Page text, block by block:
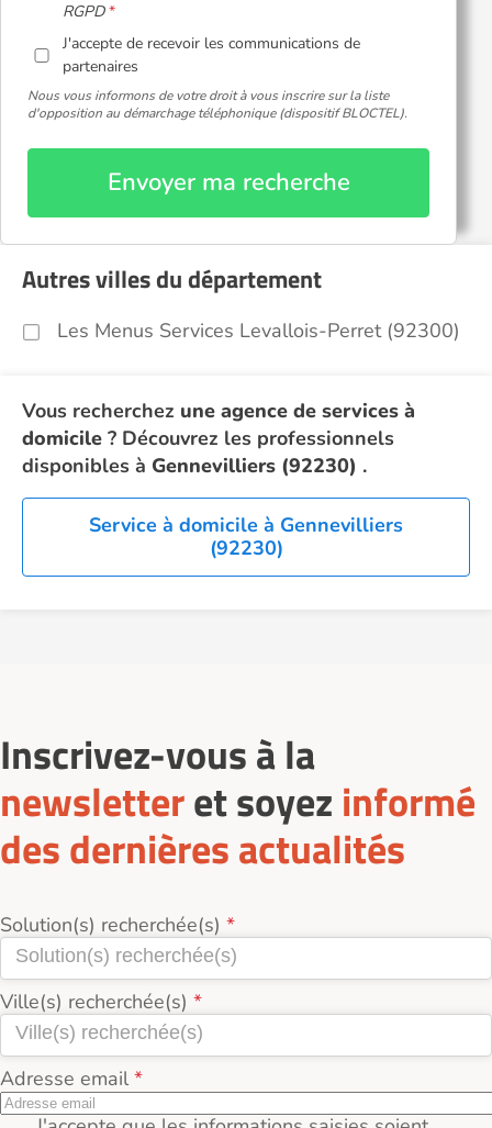
RGPD
J'accepte de recevoir les communications de
partenaires
Nous vous informons de votre droit à vous inscrire sur la liste
d'opposition au démarchage téléphonique (dispositif BLOCTEL).
Envoyer ma recherche
Autres villes du département
Les Menus Services Levallois-Perret (92300)
Vous recherchez une agence de services à
domicile ? Découvrez les professionnels
disponibles à Gennevilliers (92230) .
Service à domicile à Gennevilliers
(92230)
Inscrivez-vous à la
newsletteret soyez informé
des dernières actualités
Solution(s) recherchée(s)
Ville(s) recherchée(s)
Adresse email